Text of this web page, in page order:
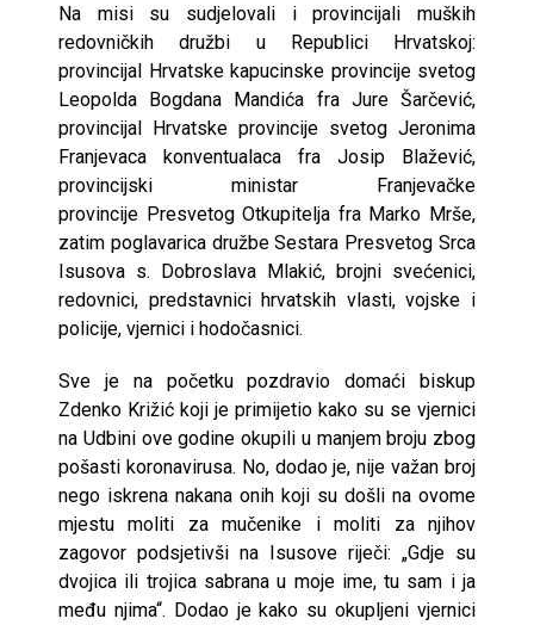
Na misi su sudjelovali i provincijali muških
redovničkih družbi u Republici Hrvatskoj:
provincijal Hrvatske kapucinske provincije svetog
Leopolda Bogdana Mandića fra Jure Šarčević,
provincijal Hrvatske provincije svetog Jeronima
Franjevaca konventualaca fra Josip Blažević,
provincijski ministar Franjevačke
provincije Presvetog Otkupitelja fra Marko Mrše,
zatim poglavarica družbe Sestara Presvetog Srca
Isusova s. Dobroslava Mlakić, brojni svećenici,
redovnici, predstavnici hrvatskih vlasti, vojske i
policije, vjernici i hodočasnici.
Sve je na početku pozdravio domaći biskup
Zdenko Križić koji je primijetio kako su se vjernici
na Udbini ove godine okupili u manjem broju zbog
pošasti koronavirusa. No, dodao je, nije važan broj
nego iskrena nakana onih koji su došli na ovome
mjestu moliti za mučenike i moliti za njihov
zagovor podsjetivši na Isusove riječi: „Gdje su
dvojica ili trojica sabrana u moje ime, tu sam i ja
među njima“. Dodao je kako su okupljeni vjernici